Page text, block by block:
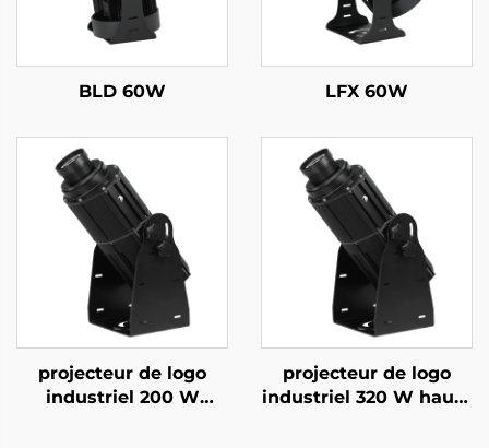
BLD 60W LFX 60W
projecteur de logo
industriel 200 W
projecteur de logo
industriel 320 W haute